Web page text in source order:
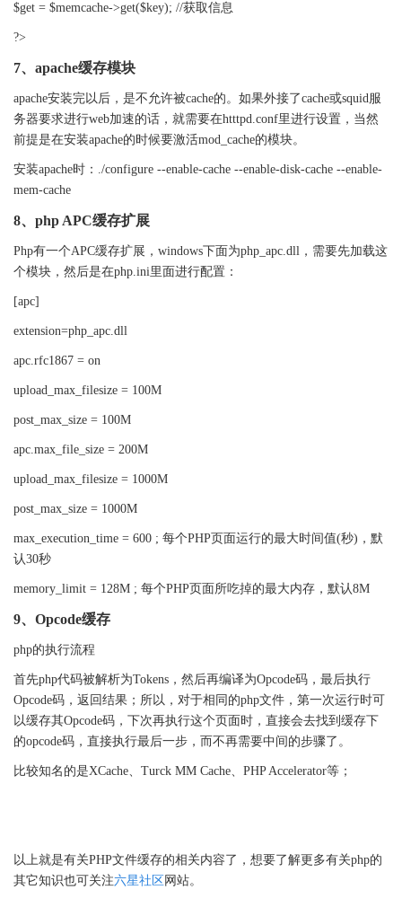
$get = $memcache->get($key); //获取信息
?>
7、apache缓存模块
apache安装完以后，是不允许被cache的。如果外接了cache或squid服
务器要求进行web加速的话，就需要在htttpd.conf里进行设置，当然
前提是在安装apache的时候要激活mod_cache的模块。
安装apache时： ./configure --enable-cache --enable-disk-cache --enable-
mem-cache
8、php APC缓存扩展
Php有一个APC缓存扩展， windows下面为php_apc.dll ，需要先加载这
个模块，然后是在php.ini里面进行配置：
[apc]
extension=php_apc.dll
apc.rfc1867 = on
upload_max_filesize = 100M
post_max_size = 100M
apc.max_file_size = 200M
upload_max_filesize = 1000M
post_max_size = 1000M
max_execution_time = 600 ; 每个PHP页面运行的最大时间值(秒) ，默
认30秒
memory_limit = 128M ; 每个PHP页面所吃掉的最大内存，默认8M
9、Opcode缓存
php的执行流程
首先php代码被解析为Tokens ，然后再编译为Opcode码，最后执行
Opcode码，返回结果；所以，对于相同的php文件，第一次运行时可
以缓存其Opcode码，下次再执行这个页面时，直接会去找到缓存下
的opcode码，直接执行最后一步，而不再需要中间的步骤了。
比较知名的是XCache、 Turck MM Cache、 PHP Accelerator等；
以上就是有关PHP文件缓存的相关内容了，想要了解更多有关php的
其它知识也可关注六星社区网站。